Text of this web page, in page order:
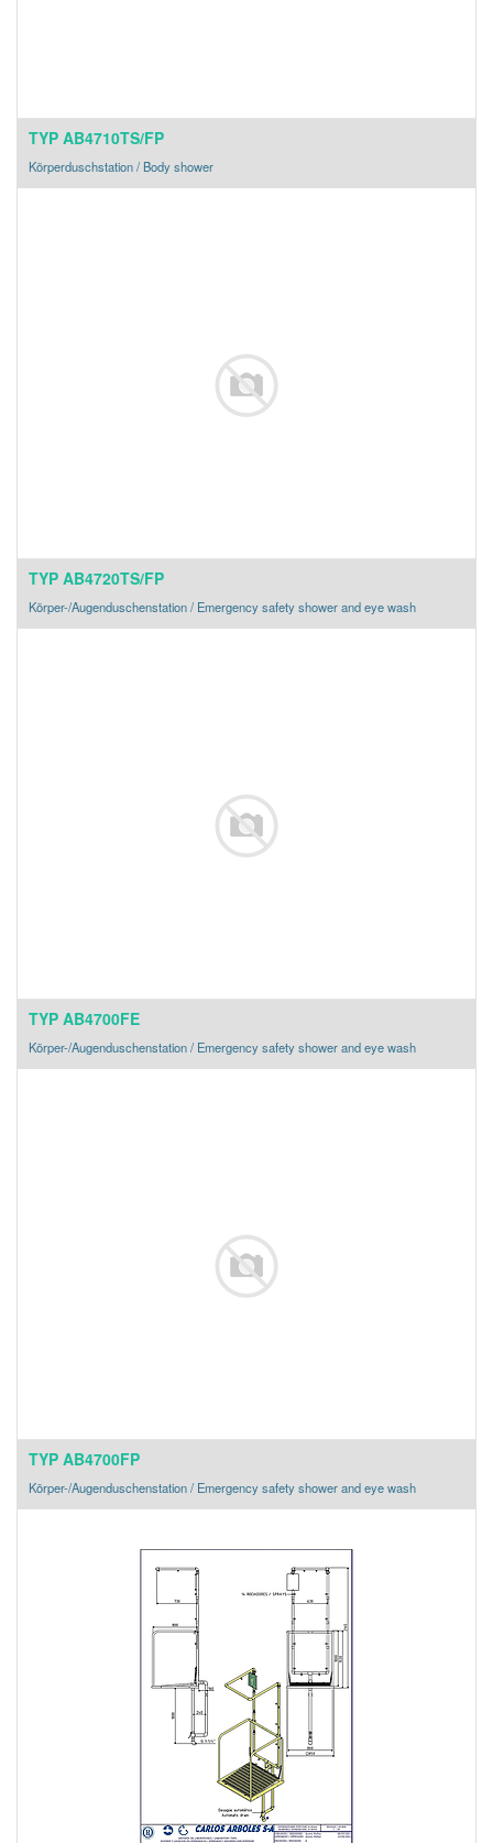
TYP AB4710TS/FP
Körperduschstation / Body shower
TYP AB4720TS/FP
Körper-/Augenduschenstation / Emergency safety shower and eye wash
TYP AB4700FE
Körper-/Augenduschenstation / Emergency safety shower and eye wash
TYP AB4700FP
Körper-/Augenduschenstation / Emergency safety shower and eye wash